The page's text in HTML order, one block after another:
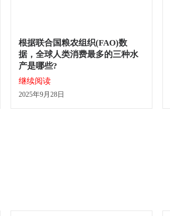
根据联合国粮农组织(FAO)数
据，全球人类消费最多的三种水
产是哪些?
继续阅读
2025年9月28日